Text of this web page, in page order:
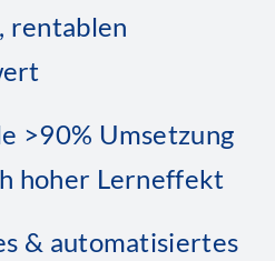
rentablen
>90% Umsetzung
hoher Lerneffekt
& automatisiertes